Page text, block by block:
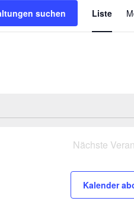
suchen Liste
Nächste
Kalender